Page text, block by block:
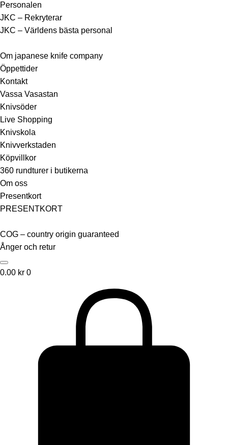
Personalen
JKC – Rekryterar
JKC – Världens bästa personal
Om japanese knife company
Öppettider
Kontakt
Vassa Vasastan
Knivsöder
Live Shopping
Knivskola
Knivverkstaden
Köpvillkor
360 rundturer i butikerna
Om oss
Presentkort
PRESENTKORT
COG – country origin guaranteed
Ånger och retur
0.00 kr 0